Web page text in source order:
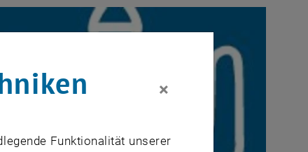
×
Funktionalität unserer